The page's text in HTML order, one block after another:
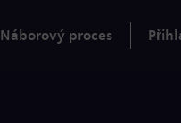
Náborový proces